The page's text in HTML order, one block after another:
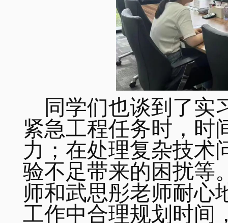
同学们也谈到了实
紧急工程任务时，时
力；在处理复杂技术
验不足带来的困扰等
师和武思彤老师耐心
工作中合理规划时间